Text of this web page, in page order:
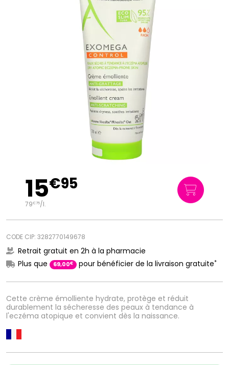
Cette crème émolliente hydrate, protège et réduit
durablement la sécheresse des peaux à tendance à
l'eczéma atopique et convient dès la naissance.
15€95
79€75/l.
CODE CIP: 3282770149678
Retrait gratuit en 2h à la pharmacie
Plus que
69,00€ pour bénéficier de la livraison gratuite*